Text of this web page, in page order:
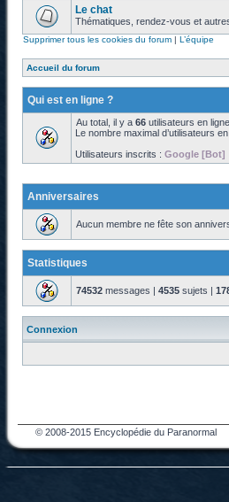
Le chat
Thématiques, rendez-vous et
Supprimer tous les cookies du forum | L’équipe
Accueil du forum
Qui est en ligne ?
Au total, il y a 66 utilisateurs en
Le nombre maximal d’utilisateurs
Utilisateurs inscrits : Google [Bot]
Anniversaires
Aucun membre ne fête son
Statistiques
74532 messages | 4535 sujets |
Connexion
© 2008-2015 Encyclopédie du Paranormal